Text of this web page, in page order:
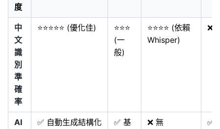
度
中
文
識
別
準
確
率
⭐⭐⭐⭐⭐ (優化佳)
⭐⭐⭐
(一
般)
⭐⭐⭐⭐ (依賴
Whisper)
❌
AI
✅ 自動生成結構化
✅ 基
❌ 無
✅